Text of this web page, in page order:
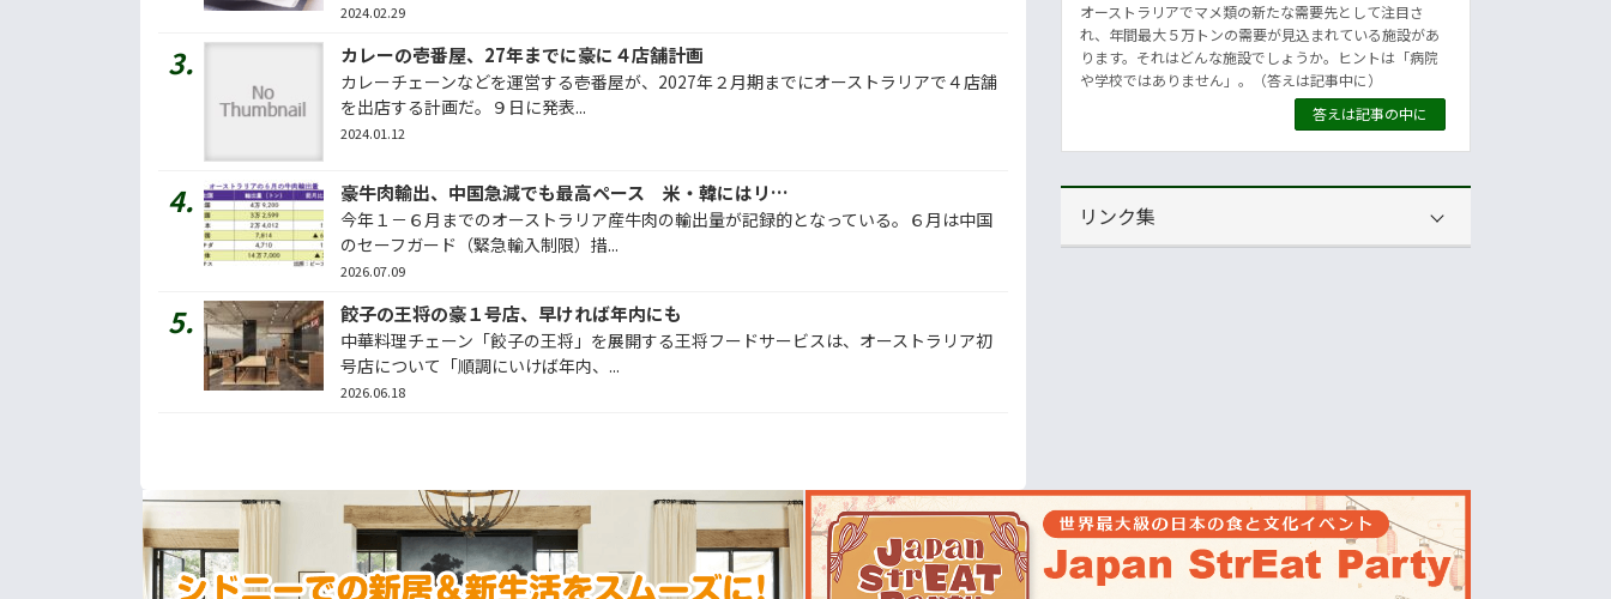
2024.02.29
カレーの壱番屋、27年までに豪に４店舗計画
カレーチェーンなどを運営する壱番屋が、2027年２月期までにオーストラリアで４店舗
を出店する計画だ。９日に発表...
2024.01.12
豪牛肉輸出、中国急減でも最高ペース 米・韓にはリスクも、市場の多様化急務
今年１－６月までのオーストラリア産牛肉の輸出量が記録的となっている。６月は中国
のセーフガード（緊急輸入制限）措...
2026.07.09
餃子の王将の豪１号店、早ければ年内にも
中華料理チェーン「餃子の王将」を展開する王将フードサービスは、オーストラリア初
号店について「順調にいけば年内、...
2026.06.18
オーストラリアでマメ類の新たな需要先として注目さ
れ、年間最大５万トンの需要が見込まれている施設があ
ります。それはどんな施設でしょうか。ヒントは「病院
や学校ではありません」。（答えは記事中に）
答えは記事の中に
リンク集
酪農
Dairy Australia
農業